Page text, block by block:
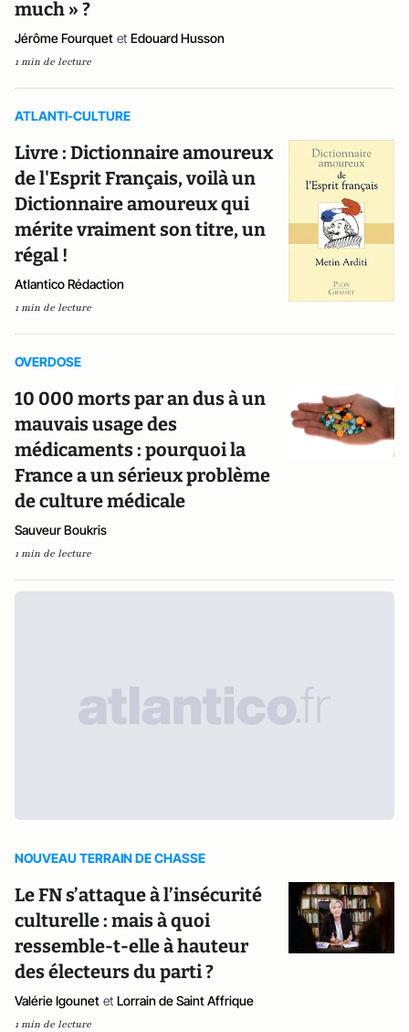
much » ?
Jérôme Fourquet et Edouard Husson
1 min de lecture
ATLANTI-CULTURE
Livre : Dictionnaire amoureux
de l'Esprit Français, voilà un
Dictionnaire amoureux qui
mérite vraiment son titre, un
régal !
Atlantico Rédaction
1 min de lecture
OVERDOSE
10 000 morts par an dus à un
mauvais usage des
médicaments : pourquoi la
France a un sérieux problème
de culture médicale
Sauveur Boukris
1 min de lecture
NOUVEAU TERRAIN DE CHASSE
Le FN s’attaque à l’insécurité
culturelle : mais à quoi
ressemble-t-elle à hauteur
des électeurs du parti ?
Valérie Igounet et Lorrain de Saint Affrique
1 min de lecture